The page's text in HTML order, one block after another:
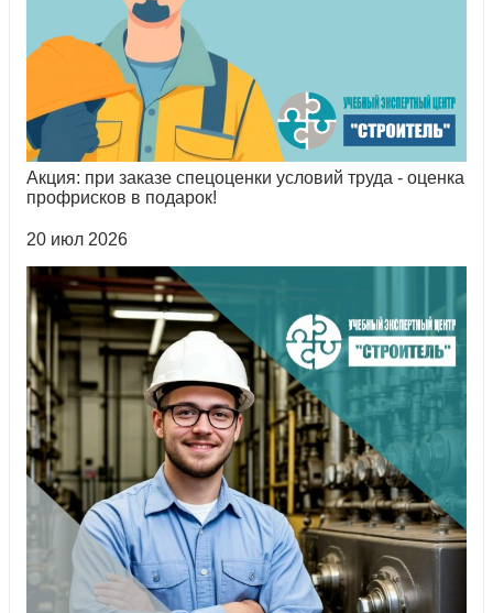
Акция: при заказе спецоценки условий труда - оценка
профрисков в подарок!
20 июл 2026